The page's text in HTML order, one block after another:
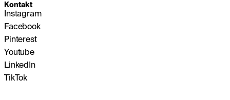
Kontakt
Instagram
Facebook
Pinterest
Youtube
LinkedIn
TikTok